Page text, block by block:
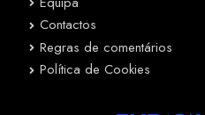
Contactos
Regras de comentários
Política de Cookies